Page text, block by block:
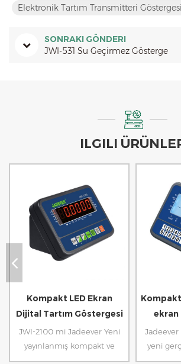
Elektronik Tartım Transmitteri Göstergesi
SONRAKI GÖNDERI
JWI-531 Su Geçirmez Gösterge
ILGILI
Kompakt LED Ekran
Dijital Tartım Göstergesi
Ölçeği
JWI-2100 mi Jadeever Yeni
yayınlanmış kompakt ve
ekonomik tartı göstergesi.
ekran
yeni
Ecnomic